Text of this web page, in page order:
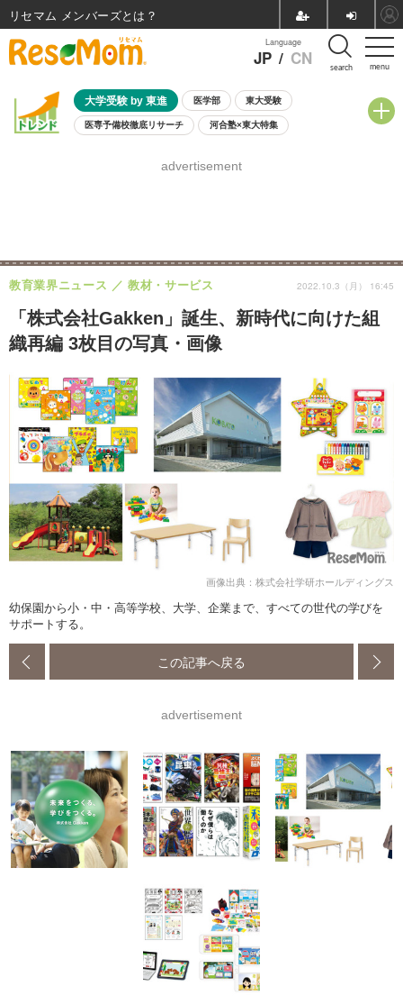
menu
Language
JP / CN search
大学受験 by 東進 医学部 東大受験
医専予備校徹底リサーチ 河合塾×東大特集
8月開催学校説明会・相談会
advertisement
「株式会社Gakken」誕生、新時代に向けた組
織再編 3枚目の写真・画像
教育業界ニュース 教材・サービス 2022.10.3（月） 16:45
画像出典：株式会社学研ホールディングス
幼保園から小・中・高等学校、大学、企業まで、すべての世代の学びを
サポートする。
この記事へ戻る
advertisement
リセマム メンバーズ